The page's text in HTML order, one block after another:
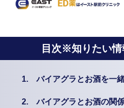
目次※知りたい情
1. バイアグラとお酒を一
2. バイアグラとお酒の関